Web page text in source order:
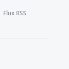
Flux RSS